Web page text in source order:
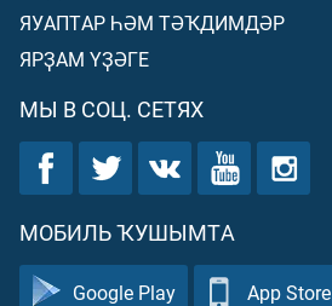
ЯУАПТАР ҺӘМ ТӘҠДИМДӘР
ЯРҘАМ ҮҘӘГЕ
МЫ В СОЦ. СЕТЯХ
МОБИЛЬ ҠУШЫМТА
Google Play App Store